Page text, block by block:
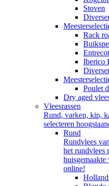
Stoven
Rack
Iberico
Poulet
Dry aged
Vleesrassen
Rund, varken, kip,
selecteren
Rund
Rundvlees
het rundvlees
online!